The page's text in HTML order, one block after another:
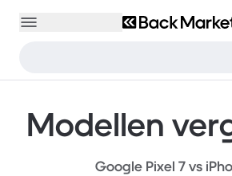
Modellen
Google Pixel 7 vs